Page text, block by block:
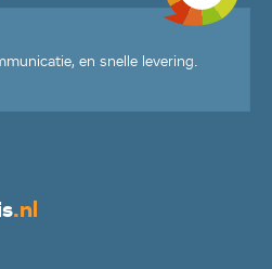
en snelle levering.
.nl